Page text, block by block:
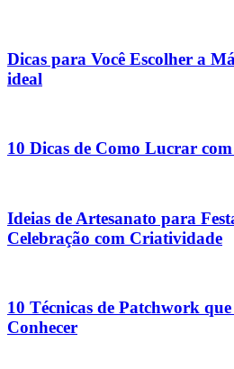
Dicas para Você Escolher a
ideal
10 Dicas de Como Lucrar
Ideias de Artesanato para
Celebração com Criatividade
10 Técnicas de Patchwork
Conhecer